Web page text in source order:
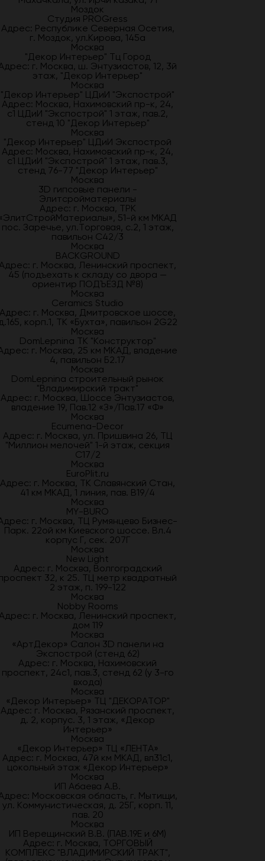
Моздок
Студия PROGress
Адрес: Республике Северная Осетия,
г. Моздок, ул.Кирова, 145а
Москва
"Декор Интерьер" Тц Город
г. Москва, ш. Энтузиастов, 12, 3й
этаж, "Декор Интерьер"
Москва
"Декор Интерьер" ЦДиИ "Экспострой"
Адрес: Москва, Нахимовский пр-к, 24,
с1 ЦДиИ "Экспострой" 1 этаж, пав.2,
стенд 10 "Декор Интерьер"
Москва
"Декор Интерьер" ЦДиИ Экспострой
Адрес: Москва, Нахимовский пр-к, 24,
с1 ЦДиИ "Экспострой" 1 этаж, пав.3,
стенд 76-77 "Декор Интерьер"
Москва
3D гипсовые панели -
Элитсройматериалы
Адрес: г. Москва, ТРК
51-й км МКАД
пос. Заречье, ул.Торговая, с.2, 1 этаж,
павильон С42/3
Москва
BACKGROUND
г. Москва, Ленинский проспект,
45 (подъехать к складу со двора —
ориентир ПОДЪЕЗД №8)
Москва
Ceramics Studio
Адрес: г. Москва, Дмитровское шоссе,
корп.1, ТК «Бухта», павильон 2G22
Москва
DomLepnina ТК "Конструктор"
г. Москва, 25 км МКАД, владение
4, павильон Б2.17
Москва
DomLepnina строительный рынок
"Владимирский тракт"
Адрес: г. Москва, Шоссе Энтузиастов,
владение 19, Пав.12 «З»/Пав.17 «Ф»
Москва
Ecumena-Decor
Адрес: г. Москва, ул. Пришвина 26, ТЦ
"Миллион мелочей" 1-й этаж, секция
С17/2
Москва
EuroPlit.ru
Адрес: г. Москва, ТК Славянский Стан,
41 км МКАД, 1 линия, пав. В19/4
Москва
MY-BURO
г. Москва, ТЦ Румянцево Бизнес-
Парк. 22ой км Киевского шоссе. Вл.4
корпус Г, сек. 207Г
Москва
New Light
Адрес: г. Москва, Волгоградский
32, к 25. ТЦ метр квадратный
2 этаж, п. 199-122
Москва
Nobby Rooms
г. Москва, Ленинский проспект,
дом 119
Москва
«АртДекор» Салон 3D панели на
Экспострой (стенд 62)
Адрес: г. Москва, Нахимовский
проспект, 24с1, пав.3, стенд 62 (у 3-го
входа)
Москва
«Декор Интерьер» ТЦ "ДЕКОРАТОР"
Адрес: г. Москва, Рязанский проспект,
д. 2, корпус. 3, 1 этаж, «Декор
Интерьер»
Москва
«Декор Интерьер» ТЦ «ЛЕНТА»
Адрес: г. Москва, 47й км МКАД, вл31с1,
цокольный этаж «Декор Интерьер»
Москва
ИП Абаева А.В.
Московская область, г. Мытищи,
ул. Коммунистическая, д. 25Г, корп. 11,
пав. 20
Москва
ИП Верещинский В.В. (ПАВ.19Е и 6М)
Адрес: г. Москва, ТОРГОВЫЙ
КОМПЛЕКС "ВЛАДИМИРСКИЙ ТРАКТ",